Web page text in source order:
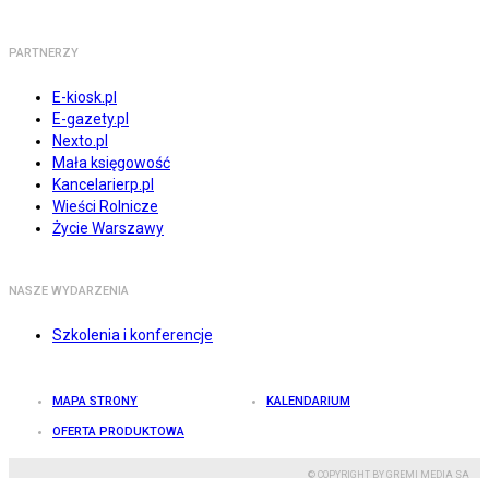
PARTNERZY
E-kiosk.pl
E-gazety.pl
Nexto.pl
Mała księgowość
Kancelarierp.pl
Wieści Rolnicze
Życie Warszawy
NASZE WYDARZENIA
Szkolenia i konferencje
MAPA STRONY KALENDARIUM
OFERTA PRODUKTOWA
© COPYRIGHT BY GREMI MEDIA SA